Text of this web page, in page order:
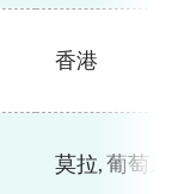
香港
莫拉, 葡萄牙